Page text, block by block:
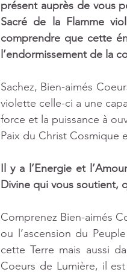
présent auprès de vous
Sacré de la Flamme
comprendre que cette
l’endormissement de la
Sachez, Bien-aimés
violette celle-ci a une
force et la puissance à
Paix du Christ Cosmique
Il y a l’Energie et
Divine qui vous soutient,
Comprenez Bien-aimés
ou l’ascension du
cette Terre mais aussi
Coeurs de Lumière, il